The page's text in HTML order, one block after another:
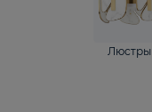
Люстры